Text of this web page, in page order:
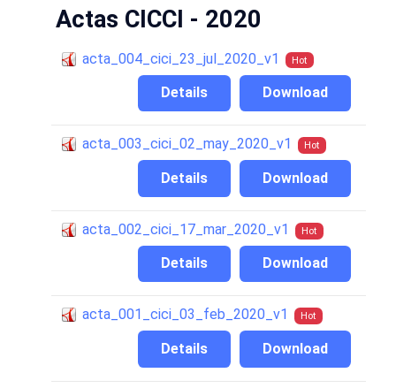
Actas CICCI - 2020
acta_004_cici_23_jul_2020_v1 Hot
Download
Details
acta_003_cici_02_may_2020_v1 Hot
Download
Details
acta_002_cici_17_mar_2020_v1 Hot
Download
Details
acta_001_cici_03_feb_2020_v1 Hot
Download
Details